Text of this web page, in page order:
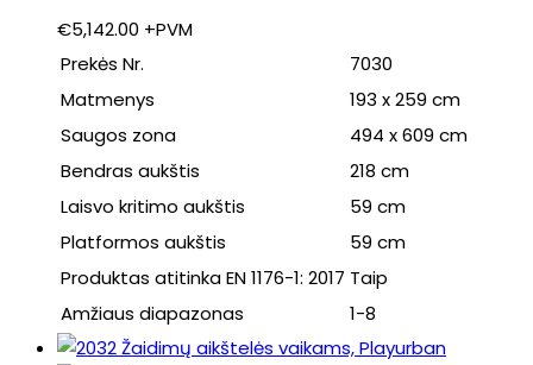
€5,142.00 +PVM
Prekės Nr.
7030
Matmenys
193 x 259 cm
Saugos zona
494 x 609 cm
Bendras aukštis
218 cm
Laisvo kritimo aukštis
59 cm
Platformos aukštis
59 cm
Produktas atitinka EN 1176-1: 2017 Taip
Amžiaus diapazonas
1-8